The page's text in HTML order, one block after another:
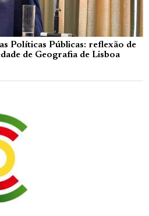
Políticas Públicas: reflexão de
de Geografia de Lisboa